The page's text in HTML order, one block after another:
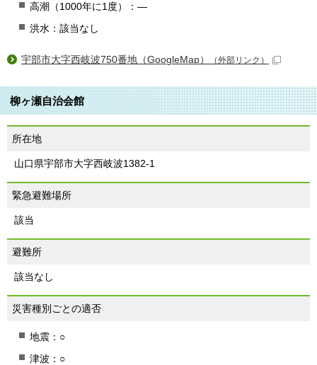
高潮（1000年に1度）：―
洪水：該当なし
宇部市大字西岐波750番地（GoogleMap） （外部リンク）
柳ヶ瀬自治会館
所在地
山口県宇部市大字西岐波1382-1
緊急避難場所
該当
避難所
該当なし
災害種別ごとの適否
地震：○
津波：○